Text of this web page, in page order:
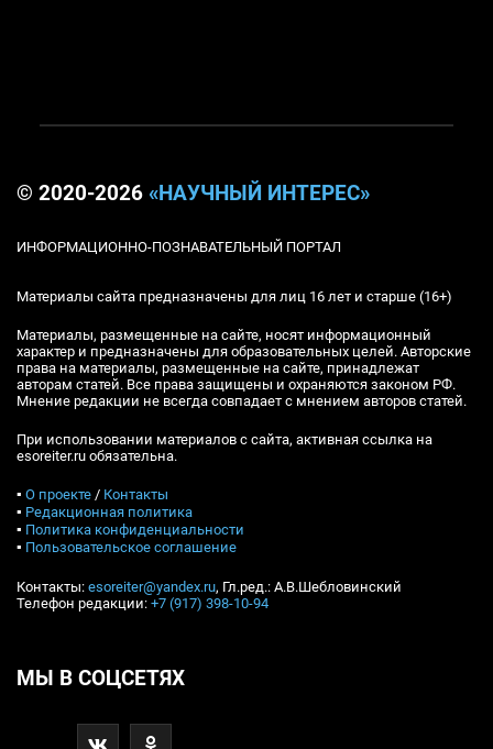
© 2020-2026 «НАУЧНЫЙ ИНТЕРЕС»
ИНФОРМАЦИОННО-ПОЗНАВАТЕЛЬНЫЙ ПОРТАЛ
Материалы сайта предназначены для лиц 16 лет и старше (16+)
Материалы, размещенные на сайте, носят информационный
характер и предназначены для образовательных целей. Авторские
права на материалы, размещенные на сайте, принадлежат
авторам статей. Все права защищены и охраняются законом РФ.
Мнение редакции не всегда совпадает с мнением авторов статей.
При использовании материалов с сайта, активная ссылка на
esoreiter.ru обязательна.
▪ О проекте / Контакты
▪ Редакционная политика
▪ Политика конфиденциальности
▪ Пользовательское соглашение
Контакты: esoreiter@yandex.ru, Гл.ред.: А.В.Шебловинский
Телефон редакции: +7 (917) 398-10-94
МЫ В СОЦСЕТЯХ